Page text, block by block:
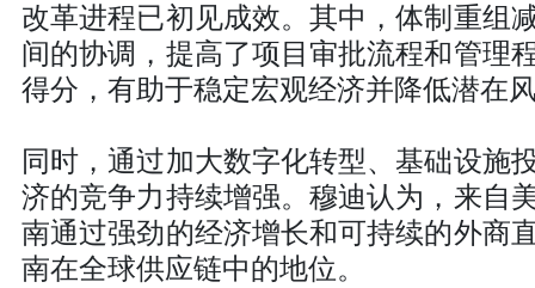
改革进程已初见成效。其中，体制重组
间的协调，提高了项目审批流程和管理
得分，有助于稳定宏观经济并降低潜在
同时，通过加大数字化转型、基础设施
济的竞争力持续增强。穆迪认为，来自
南通过强劲的经济增长和可持续的外商
南在全球供应链中的地位。